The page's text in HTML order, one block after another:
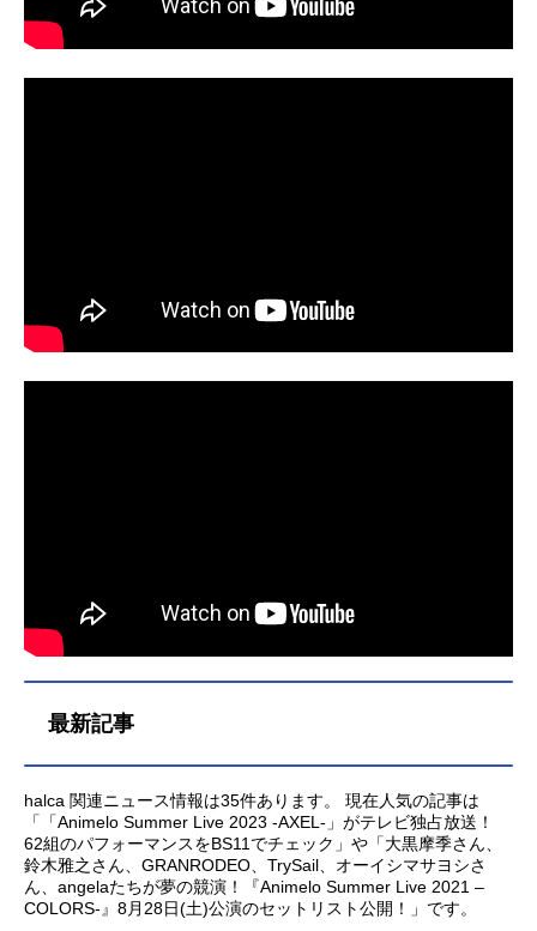
最新記事
halca 関連ニュース情報は35件あります。 現在人気の記事は
「「Animelo Summer Live 2023 -AXEL-」がテレビ独占放送！
62組のパフォーマンスをBS11でチェック」や「大黒摩季さん、
鈴木雅之さん、GRANRODEO、TrySail、オーイシマサヨシさ
ん、angelaたちが夢の競演！『Animelo Summer Live 2021 –
COLORS-』8月28日(土)公演のセットリスト公開！」です。